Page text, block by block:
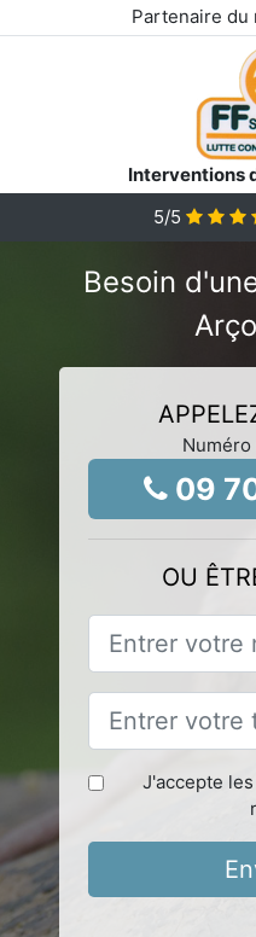
Partenaire du
Interventions
5/5
Besoin
09
OU
J'accepte les